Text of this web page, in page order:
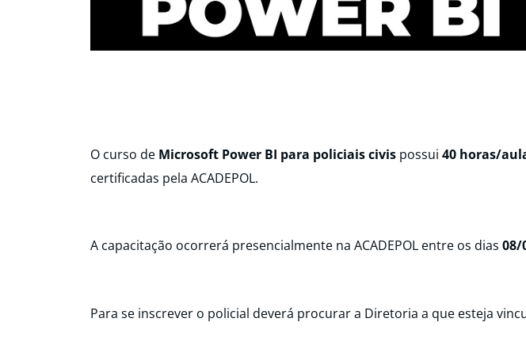
O curso de Microsoft Power BI para policiais civis possui 40 horas/
certificadas pela ACADEPOL.
A capacitação ocorrerá presencialmente na ACADEPOL entre os dias 08/
Para se inscrever o policial deverá procurar a Diretoria a que esteja